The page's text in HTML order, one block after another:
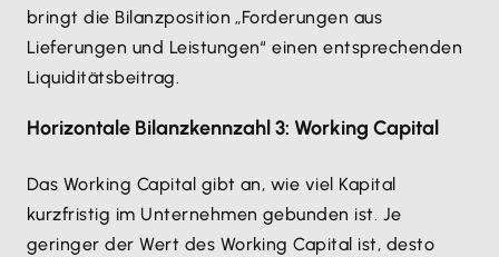
bringt die Bilanzposition „Forderungen aus
Lieferungen und Leistungen“ einen entsprechenden
Liquiditätsbeitrag.
Horizontale Bilanzkennzahl 3: Working Capital
Das Working Capital gibt an, wie viel Kapital
kurzfristig im Unternehmen gebunden ist. Je
geringer der Wert des Working Capital ist, desto